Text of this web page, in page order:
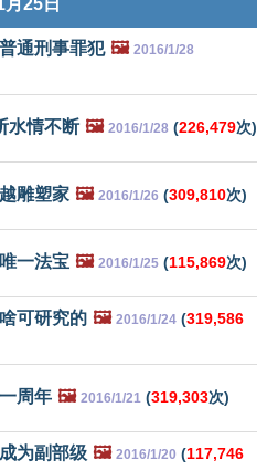
25日
通刑事罪犯 🖼️ 2016/1/28
水情不断 🖼️ 2016/1/28 (226,479次)
雕塑家 🖼️ 2016/1/26 (309,810次)
一法宝 🖼️ 2016/1/25 (115,869次)
可研究的 🖼️ 2016/1/24 (319,586
周年 🖼️ 2016/1/21 (319,303次)
为副部级 🖼️ 2016/1/20 (117,746